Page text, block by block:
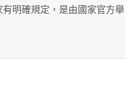
明確規定，是由國家官方舉